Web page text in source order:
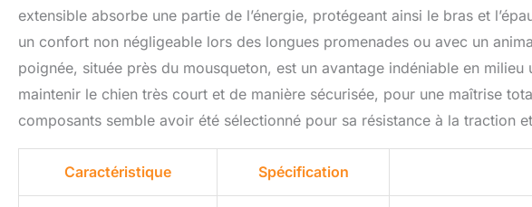
extensible absorbe une partie de l’énergie, protégeant ainsi le bras et
un confort non négligeable lors des longues promenades ou avec un
poignée, située près du mousqueton, est un avantage indéniable en
maintenir le chien très court et de manière sécurisée, pour une maîtrise
composants semble avoir été sélectionné pour sa résistance à la traction et
Caractéristique Spécification